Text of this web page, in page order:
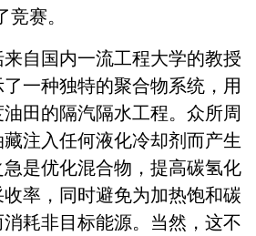
赛。
自国内一流工程大学的教授
一种独特的聚合物系统，用
田的隔汽隔水工程。众所周
注入任何液化冷却剂而产生
是优化混合物，提高碳氢化
率，同时避免为加热饱和碳
耗非目标能源。当然，这不